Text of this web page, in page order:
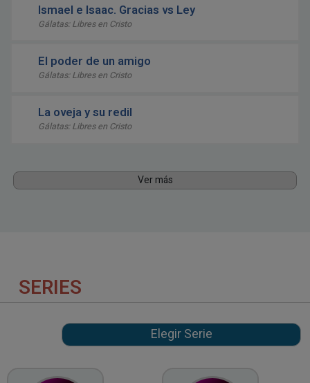
Ismael e Isaac. Gracias vs Ley
Gálatas: Libres en Cristo
El poder de un amigo
Gálatas: Libres en Cristo
La oveja y su redil
Gálatas: Libres en Cristo
Ver más
SERIES